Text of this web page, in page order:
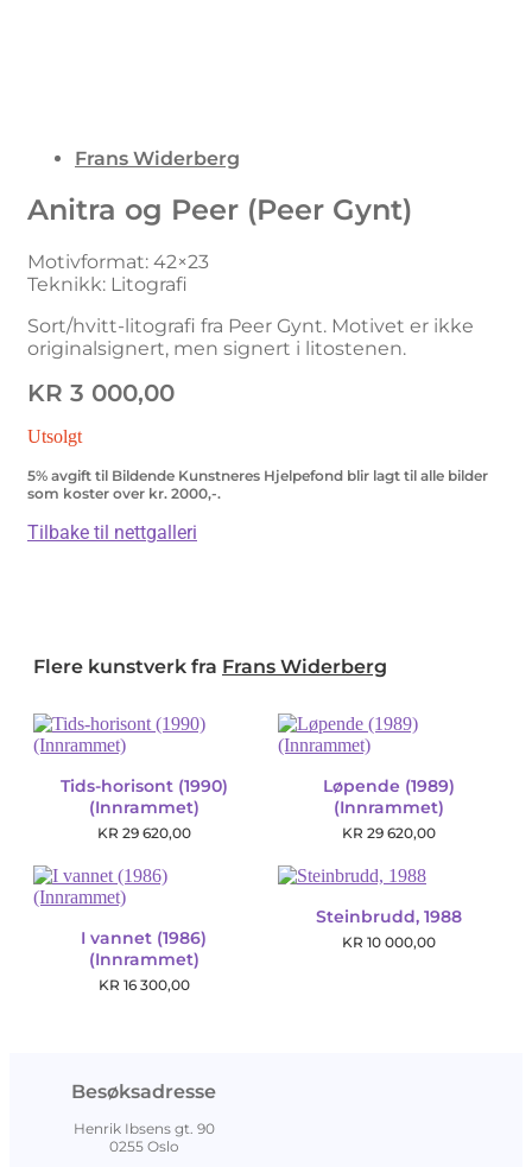
Frans Widerberg
Anitra og Peer (Peer Gynt)
Motivformat: 42×23
Teknikk: Litografi
Sort/hvitt-litografi fra Peer Gynt. Motivet er ikke
originalsignert, men signert i litostenen.
KR 3 000,00
Utsolgt
5% avgift til Bildende Kunstneres Hjelpefond blir lagt til alle bilder
som koster over kr. 2000,-.
Tilbake til nettgalleri
Flere kunstverk fra Frans Widerberg
Tids-horisont (1990)
(Innrammet)
KR 29 620,00
Løpende (1989)
(Innrammet)
KR 29 620,00
I vannet (1986)
(Innrammet)
KR 16 300,00
Steinbrudd, 1988
KR 10 000,00
Besøksadresse
Henrik Ibsens gt. 90
0255 Oslo